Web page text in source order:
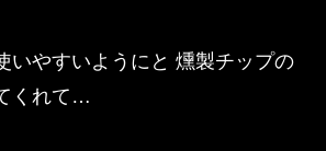
いやすいようにと 燻製チップの
くれて…